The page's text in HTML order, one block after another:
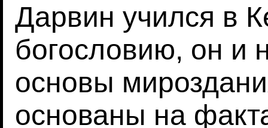
Дарвин учился в
богословию, он и
основы
основаны на